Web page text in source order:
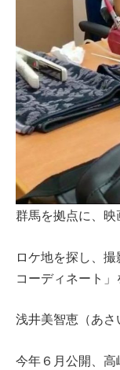
群馬を拠点に、映
ロケ地を探し、
コーディネート
浅井美智恵（あさ
今年６月公開、高